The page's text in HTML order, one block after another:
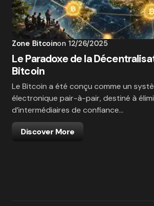
Zone Bitcoinon 12/26/2025
Le Paradoxe de la
Bitcoin
Le Bitcoin a été conçu comme un
électronique pair-à-pair, destiné à
d’intermédiaires de confiance…
Discover More